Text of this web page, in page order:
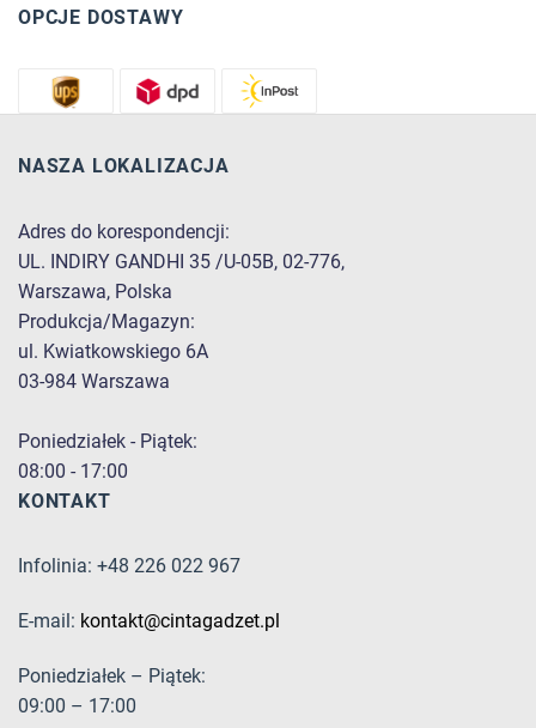
OPCJE DOSTAWY
NASZA LOKALIZACJA
Adres do korespondencji:
UL. INDIRY GANDHI 35 /U-05B, 02-776,
Warszawa, Polska
Produkcja/Magazyn:
ul. Kwiatkowskiego 6A
03-984 Warszawa
Poniedziałek - Piątek:
08:00 - 17:00
KONTAKT
Infolinia: +48 226 022 967
E-mail: kontakt@cintagadzet.pl
Poniedziałek – Piątek:
09:00 – 17:00